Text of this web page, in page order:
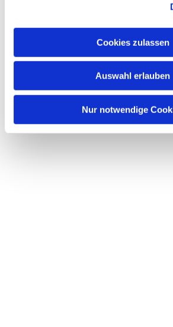
Cookies zulassen
Auswahl erlauben
Nur notwendige
Dies könnte Sie
interessieren